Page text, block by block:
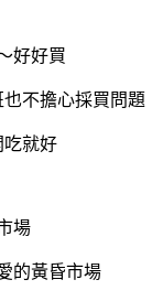
好好買
不擔心採買問題
吃就好
場
的黃昏市場